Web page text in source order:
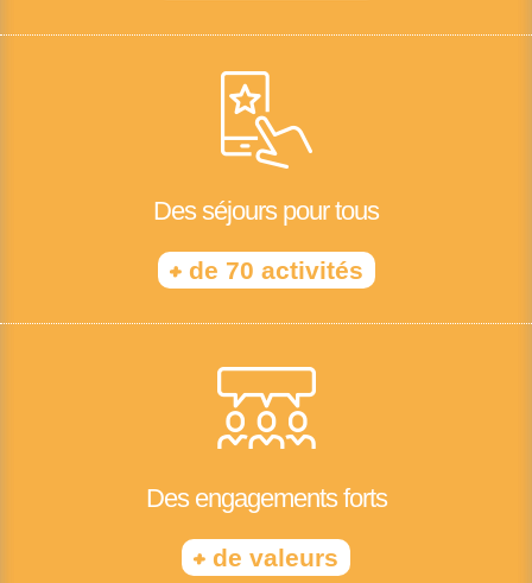
Des séjours pour tous
+de 70 activités
Des engagements forts
+ de valeurs